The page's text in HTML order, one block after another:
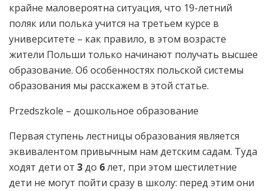
крайне маловероятна ситуация, что 19-летний
поляк или полька учится на третьем курсе в
университете – как правило, в этом возрасте
жители Польши только начинают получать высшее
образование. Об особенностях польской системы
образования мы расскажем в этой статье.
Przedszkole – дошкольное образование
Первая ступень лестницы образования является
эквивалентом привычным нам детским садам. Туда
ходят дети от 3до 6лет, при этом шестилетние
дети не могут пойти сразу в школу: перед этим они